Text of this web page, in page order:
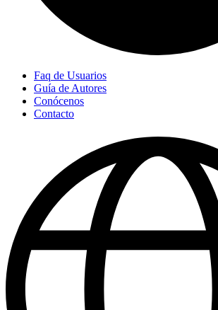
Faq de Usuarios
Guía de Autores
Conócenos
Contacto